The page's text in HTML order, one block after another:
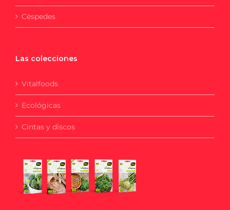
Céspedes
Las colecciones
Vitalfoods
Ecológicas
Cintas y discos